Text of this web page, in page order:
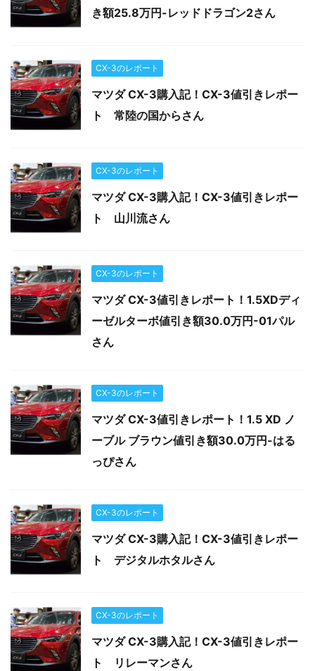
き額25.8万円-レッドドラゴン2さん
CX-3のレポート
マツダ CX-3購入記！CX-3値引きレポー
ト 常陸の国からさん
CX-3のレポート
マツダ CX-3購入記！CX-3値引きレポー
ト 山川流さん
CX-3のレポート
マツダ CX-3値引きレポート！1.5XDディ
ーゼルターボ値引き額30.0万円-01パル
さん
CX-3のレポート
マツダ CX-3値引きレポート！1.5 XD ノ
ーブル ブラウン値引き額30.0万円-はる
っぴさん
CX-3のレポート
マツダ CX-3購入記！CX-3値引きレポー
ト デジタルホタルさん
CX-3のレポート
マツダ CX-3購入記！CX-3値引きレポー
ト リレーマンさん